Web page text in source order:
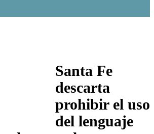
Santa Fe
descarta
prohibir el uso
del lenguaje